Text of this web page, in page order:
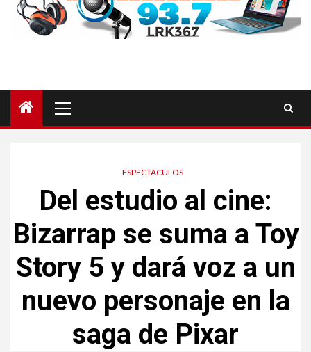
ESPECTACULOS
Del estudio al cine:
Bizarrap se suma a Toy
Story 5 y dará voz a un
nuevo personaje en la
saga de Pixar